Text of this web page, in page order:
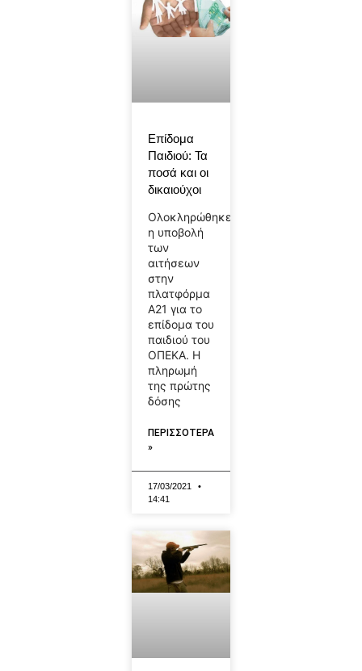
Επίδομα
Παιδιού: Τα
ποσά και οι
δικαιούχοι
Ολοκληρώθηκε
η υποβολή
των
αιτήσεων
στην
πλατφόρμα
Α21 για το
επίδομα του
παιδιού του
ΟΠΕΚΑ. Η
πληρωμή
της πρώτης
δόσης
ΠΕΡΙΣΣΟΤΕΡΑ
»
17/03/2021
14:41